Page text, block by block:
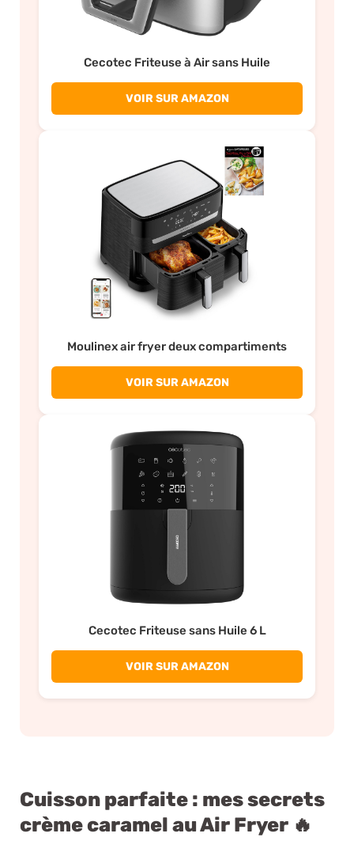
Cecotec Friteuse à Air sans Huile
VOIR SUR AMAZON
Moulinex air fryer deux compartiments
VOIR SUR AMAZON
Cecotec Friteuse sans Huile 6 L
VOIR SUR AMAZON
Cuisson parfaite : mes secrets
crème caramel au Air Fryer 🔥